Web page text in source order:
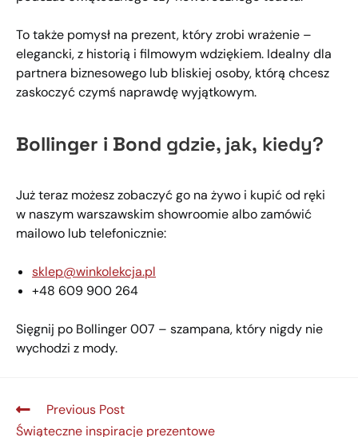
To także pomysł na prezent, który zrobi wrażenie –
elegancki, z historią i filmowym wdziękiem. Idealny dla
partnera biznesowego lub bliskiej osoby, którą chcesz
zaskoczyć czymś naprawdę wyjątkowym.
Bollinger i Bond gdzie, jak, kiedy?
Już teraz możesz zobaczyć go na żywo i kupić od ręki
w naszym warszawskim showroomie albo zamówić
mailowo lub telefonicznie:
sklep@​winkolekcja.​pl
+48 609 900 264
Sięgnij po Bollinger 007 – szampana, który nigdy nie
wychodzi z mody.
Previous Post
Świąteczne inspiracje prezentowe